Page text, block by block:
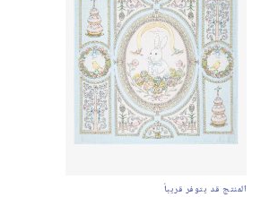
المنتج قد يتوفر قريباً